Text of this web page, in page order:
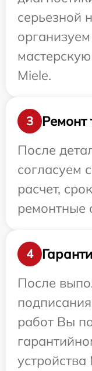
серьезной
Miele.
3
Ремонт
После
согласуем
расчет,
ремонтные
4
После
работ Вы